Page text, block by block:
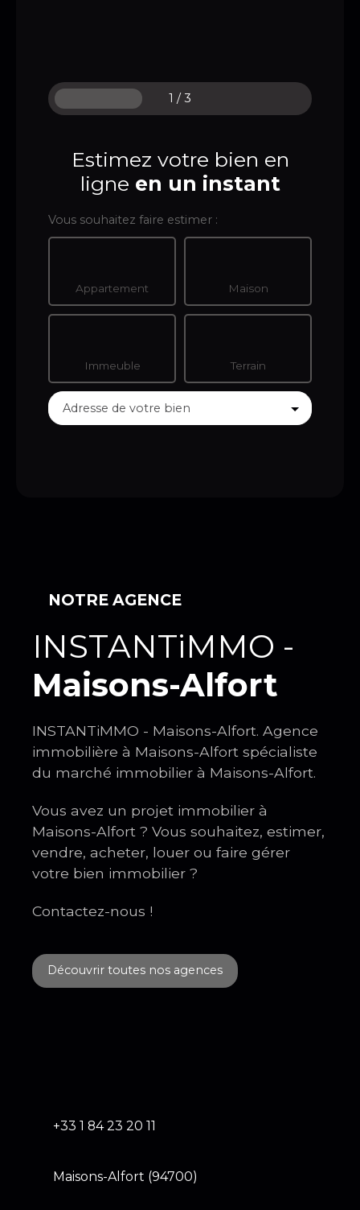
1 / 3
Estimez votre bien en
ligne en un instant
Vous souhaitez faire estimer :
Appartement Maison
Immeuble Terrain
Adresse de votre bien
NOTRE AGENCE
INSTANTiMMO -
Maisons-Alfort
INSTANTiMMO - Maisons-Alfort. Agence
immobilière à Maisons-Alfort spécialiste
du marché immobilier à Maisons-Alfort.
Vous avez un projet immobilier à
Maisons-Alfort ? Vous souhaitez, estimer,
vendre, acheter, louer ou faire gérer
votre bien immobilier ?
Contactez-nous !
Découvrir toutes nos agences
+33 1 84 23 20 11
Maisons-Alfort (94700)